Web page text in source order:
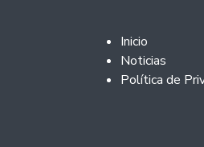
Footer 2
Inicio
Noticias
Política de